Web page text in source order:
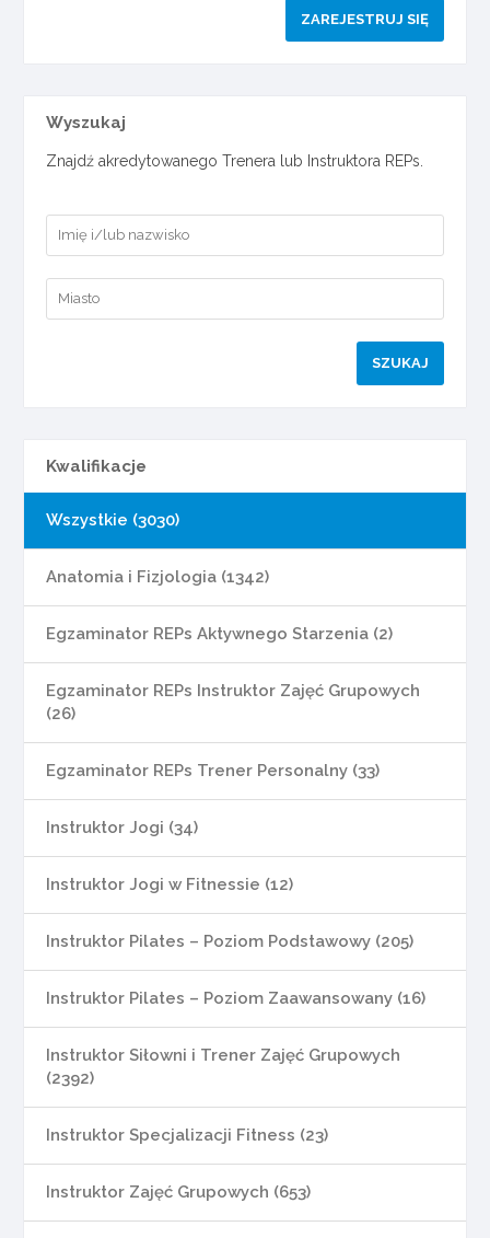
ZAREJESTRUJ SIĘ
Wyszukaj
Znajdź akredytowanego Trenera lub Instruktora REPs.
Kwalifikacje
Wszystkie (3030)
Anatomia i Fizjologia (1342)
Egzaminator REPs Aktywnego Starzenia (2)
Egzaminator REPs Instruktor Zajęć Grupowych
(26)
Egzaminator REPs Trener Personalny (33)
Instruktor Jogi (34)
Instruktor Jogi w Fitnessie (12)
Instruktor Pilates – Poziom Podstawowy (205)
Instruktor Pilates – Poziom Zaawansowany (16)
Instruktor Siłowni i Trener Zajęć Grupowych
(2392)
Instruktor Specjalizacji Fitness (23)
Instruktor Zajęć Grupowych (653)